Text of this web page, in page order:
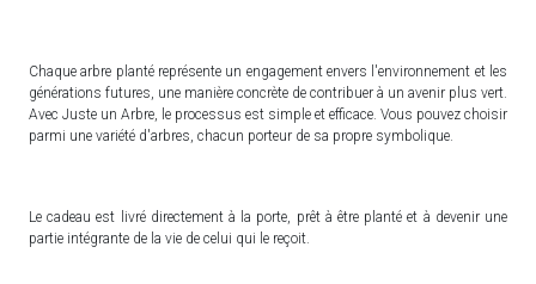
Chaque arbre planté représente un engagement envers l'environnement et les
générations futures, une manière concrète de contribuer à un avenir plus vert.
Avec Juste un Arbre, le processus est simple et efficace. Vous pouvez choisir
parmi une variété d'arbres, chacun porteur de sa propre symbolique.
Le cadeau est livré directement à la porte, prêt à être planté et à devenir une
partie intégrante de la vie de celui qui le reçoit.